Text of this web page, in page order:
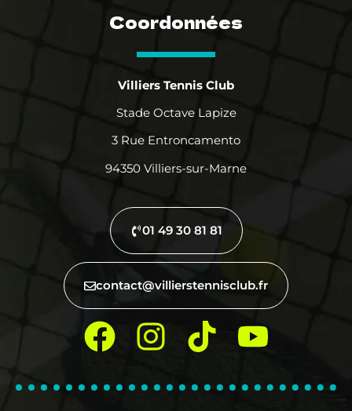
Coordonnées
Villiers Tennis Club
Stade Octave Lapize
3 Rue Entroncamento
94350 Villiers-sur-Marne
01 49 30 81 81
contact@villierstennisclub.fr